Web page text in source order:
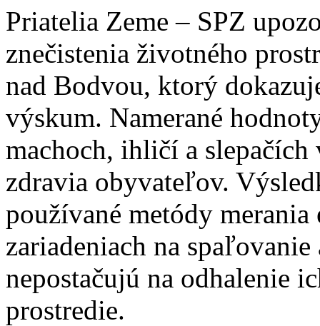
Priatelia Zeme – SPZ
znečistenia životného
nad Bodvou, ktorý
výskum. Namerané
machoch, ihličí a slepačích
zdravia obyvateľov.
používané metódy
zariadeniach na
nepostačujú na odhalenie
prostredie.